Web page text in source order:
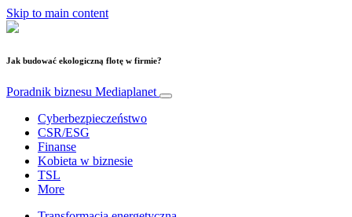
Skip to main content
Jak budować ekologiczną flotę w firmie?
Poradnik biznesu Mediaplanet
Cyberbezpieczeństwo
CSR/ESG
Finanse
Kobieta w biznesie
TSL
More